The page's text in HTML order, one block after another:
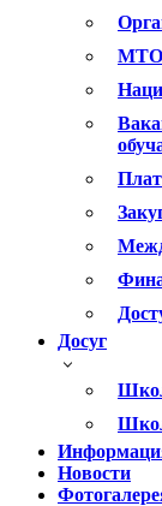
МТО
Досуг
Новости